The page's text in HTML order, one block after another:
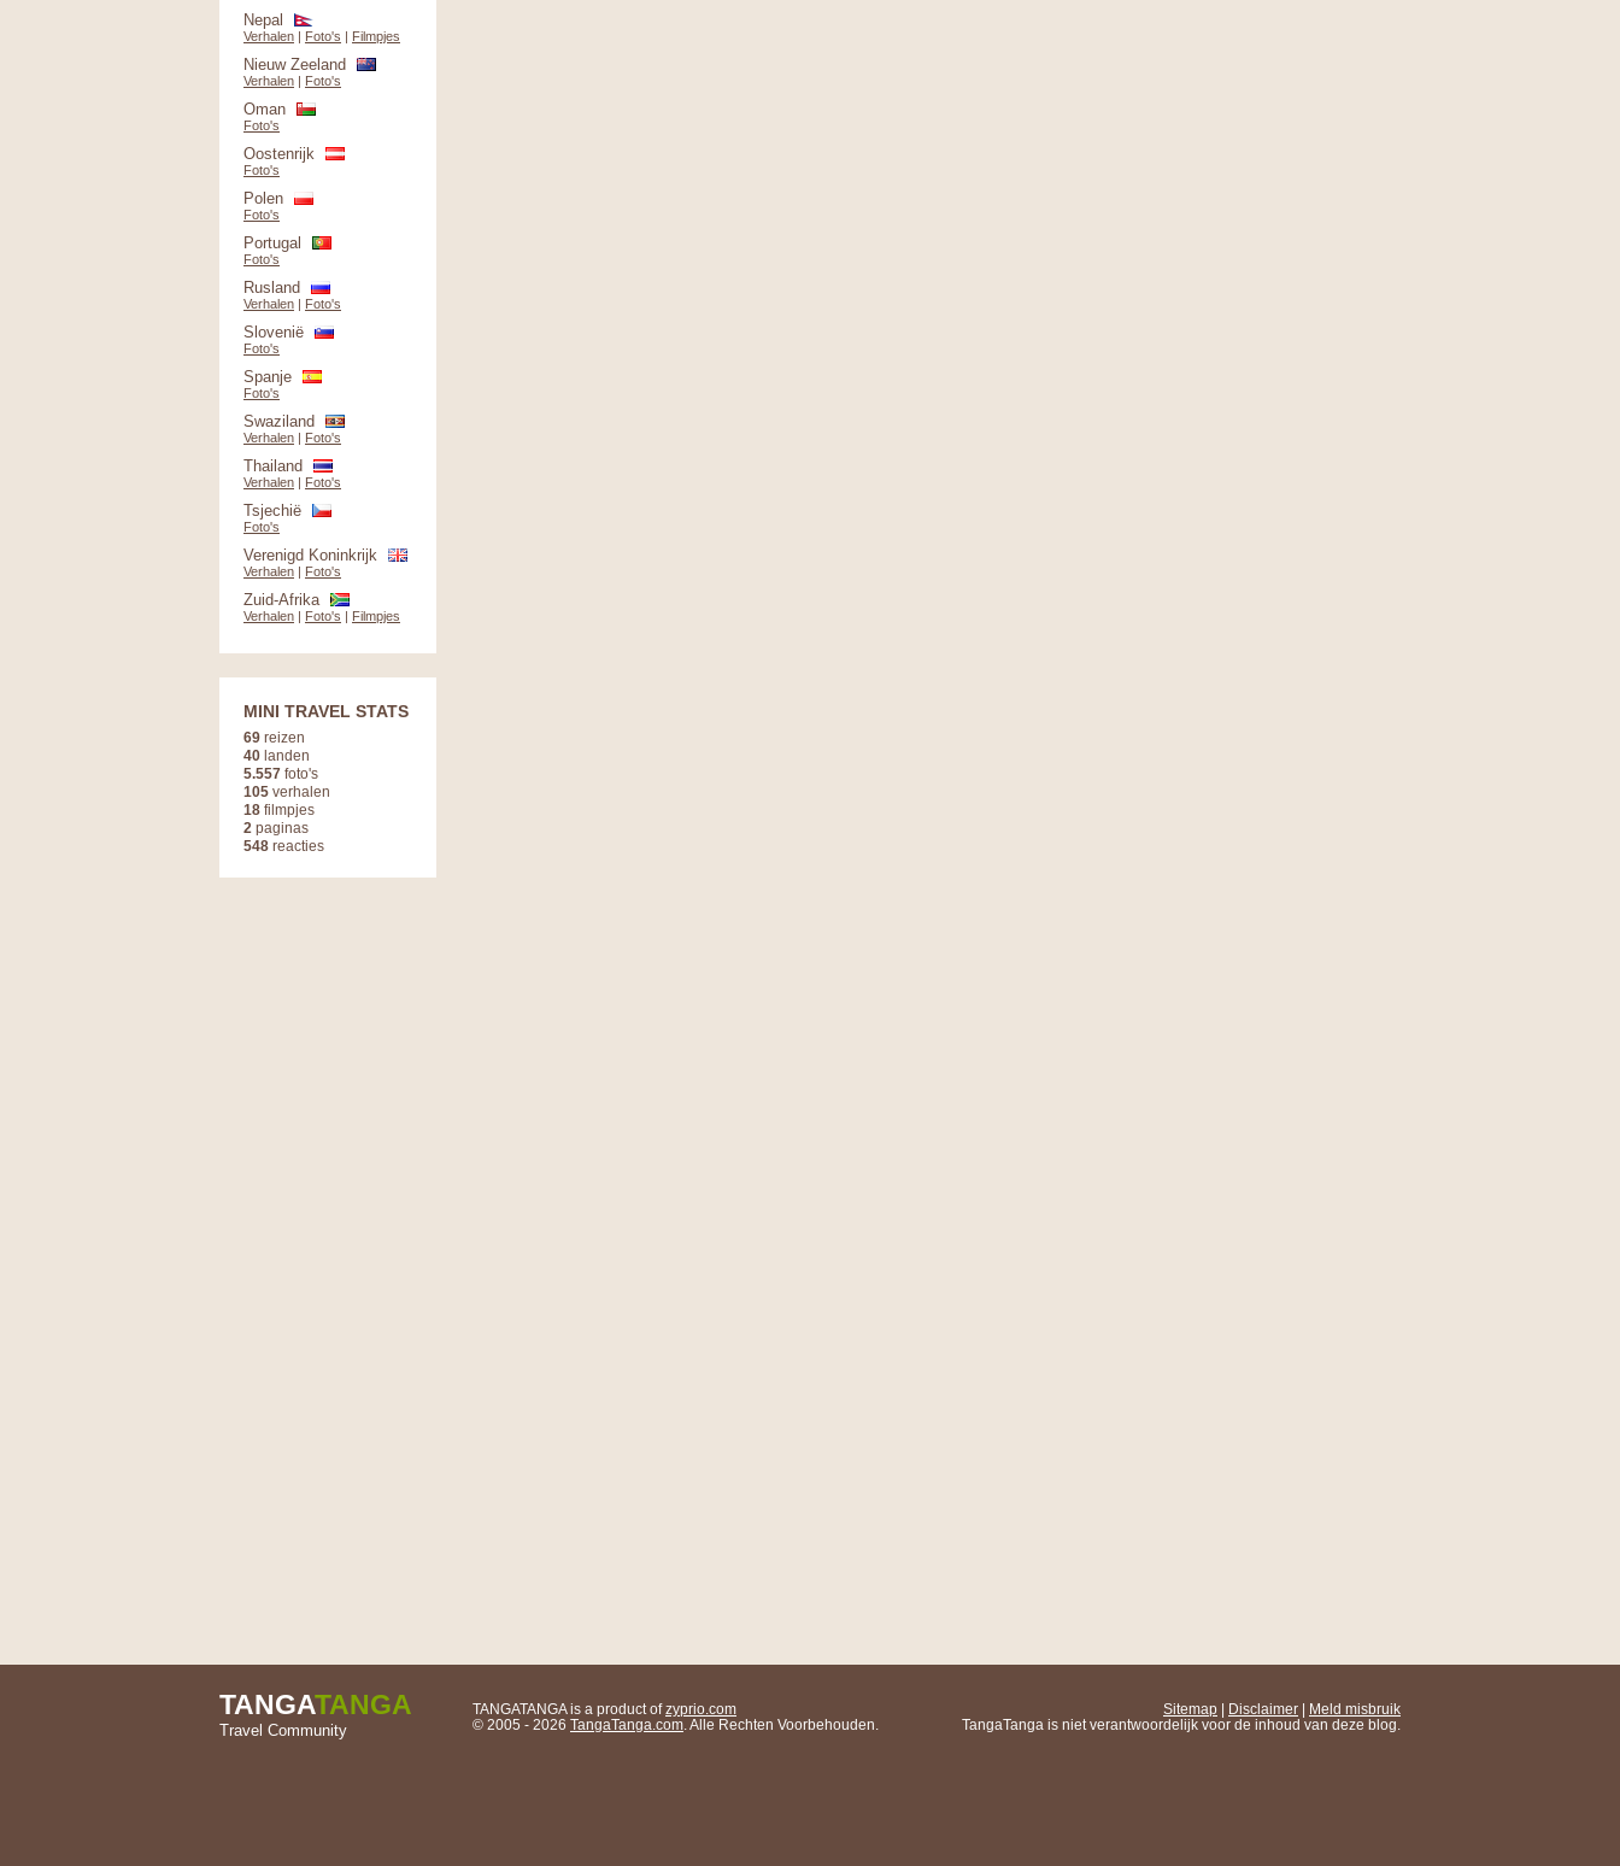
Nepal
Verhalen | Foto's | Filmpjes
Nieuw Zeeland
Verhalen | Foto's
Oman
Foto's
Oostenrijk
Foto's
Polen
Foto's
Portugal
Foto's
Rusland
Verhalen | Foto's
Slovenië
Foto's
Spanje
Foto's
Swaziland
Verhalen | Foto's
Thailand
Verhalen | Foto's
Tsjechië
Foto's
Verenigd Koninkrijk
Verhalen | Foto's
Zuid-Afrika
Verhalen | Foto's | Filmpjes
MINI TRAVEL STATS
69 reizen
40 landen
5.557 foto's
105 verhalen
18 filmpjes
2 paginas
548 reacties
TANGATANGA
Travel Community
TANGATANGA is a product ofzyprio.com
© 2005 - 2026 TangaTanga.com . Alle Rechten Voorbehouden.
Sitemap | Disclaimer | Meld misbruik
TangaTanga is niet verantwoordelijk voor de inhoud van deze blog.